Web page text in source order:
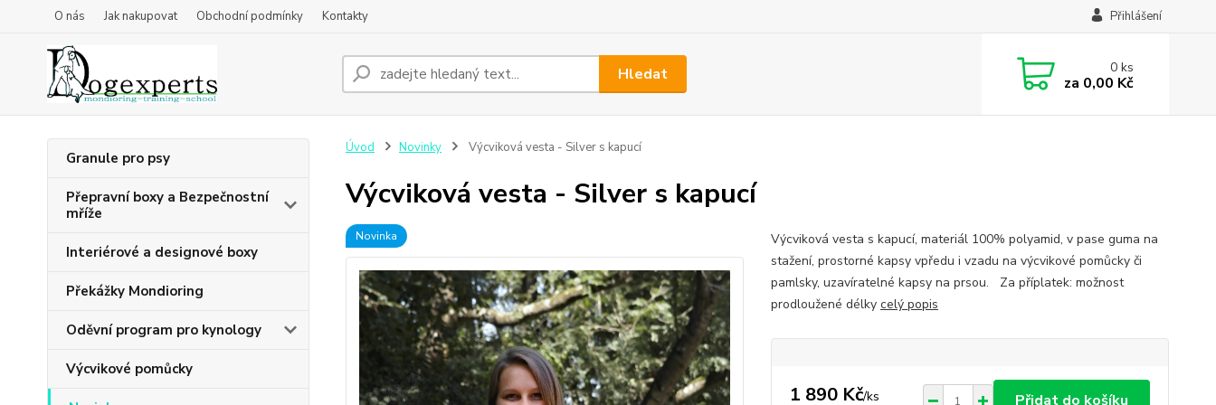
O nás Jak nakupovat Obchodní podmínky Kontakty Přihlášení
Hledat 0ks
za 0,00 Kč
Granule pro psy
Přepravní boxy a Bezpečnostní
mříže
Interiérové a designové boxy
Překážky Mondioring
Oděvní program pro kynology
Výcvikové pomůcky
Úvod Novinky Výcviková vesta - Silver s kapucí
Výcviková vesta - Silver s kapucí
Novinka
Výcviková vesta s kapucí, materiál 100% polyamid, v pase guma na
stažení, prostorné kapsy vpředu i vzadu na výcvikové pomůcky či
pamlsky, uzavíratelné kapsy na prsou. Za příplatek: možnost
prodloužené délky celý popis
1 890 Kč/ks Přidat do košíku